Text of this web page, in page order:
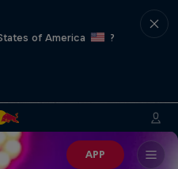
of America
?
APP